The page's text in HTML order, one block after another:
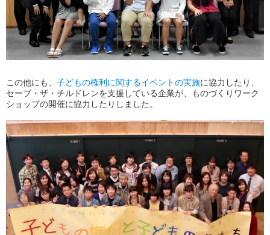
この他にも、 子どもの権利に関するイベントの実施に協力したり、
セーブ・ザ・チルドレンを支援している企業が、ものづくりワーク
ショップの開催に協力したりしました。